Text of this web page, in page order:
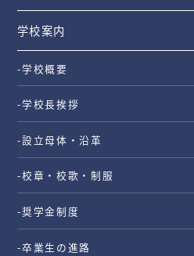
学校案内
-学校概要
-学校長挨拶
-設立母体・沿革
-校章・校歌・制服
-奨学金制度
-卒業生の進路